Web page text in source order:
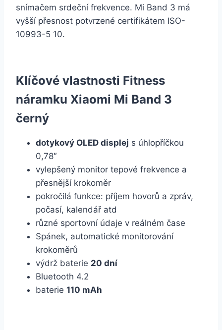
snímačem srdeční frekvence. Mi Band 3 má
vyšší přesnost potvrzené certifikátem ISO-
10993-5 10.
Klíčové vlastnosti Fitness
náramku Xiaomi Mi Band 3
černý
dotykový OLED displej s úhlopříčkou
0,78″
vylepšený monitor tepové frekvence a
přesnější krokoměr
pokročilá funkce: příjem hovorů a zpráv,
počasí, kalendář atd
různé sportovní údaje v reálném čase
Spánek, automatické monitorování
krokoměrů
výdrž baterie 20 dní
Bluetooth 4.2
baterie 110 mAh